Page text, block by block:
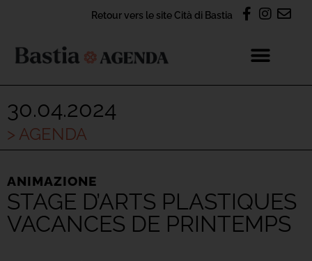
Retour vers le site Cità di Bastia
30.04.2024
> AGENDA
ANIMAZIONE
STAGE D’ARTS PLASTIQUES
VACANCES DE PRINTEMPS